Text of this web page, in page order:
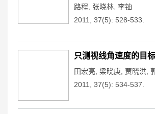
路程 张晓林 李铀
2011, 37(5): 528-533.
只测视线角速度的目
田宏亮 梁晓庚 贾晓洪
2011, 37(5): 534-537.